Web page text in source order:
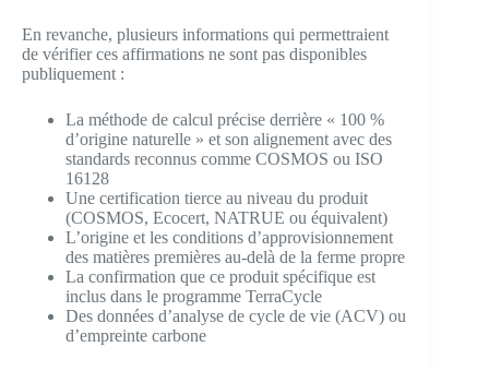
En revanche, plusieurs informations qui permettraient
de vérifier ces affirmations ne sont pas disponibles
publiquement :
La méthode de calcul précise derrière « 100 %
d’origine naturelle » et son alignement avec des
standards reconnus comme COSMOS ou ISO
16128
Une certification tierce au niveau du produit
(COSMOS, Ecocert, NATRUE ou équivalent)
L’origine et les conditions d’approvisionnement
des matières premières au-delà de la ferme propre
La confirmation que ce produit spécifique est
inclus dans le programme TerraCycle
Des données d’analyse de cycle de vie (ACV) ou
d’empreinte carbone